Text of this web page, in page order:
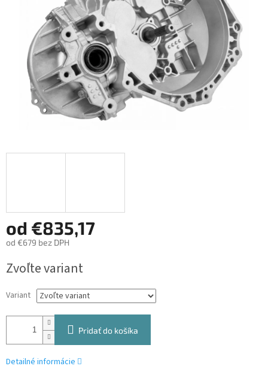
od €835,17
od €679 bez DPH
cena:
Zvoľte variant
Variant
Pridať do košíka
Detailné informácie